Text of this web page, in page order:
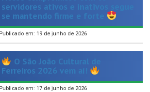
Publicado em: 19 de junho de 2026
O São João Cultural de
Ferreiros 2026 vem aí!
Publicado em: 17 de junho de 2026